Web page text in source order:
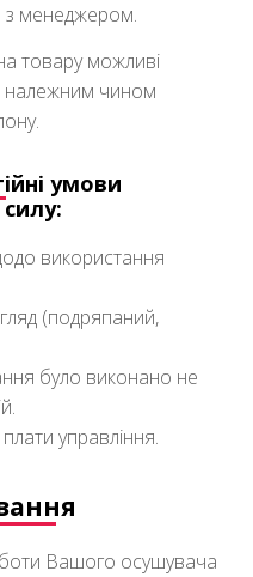
з менеджером.
товару можливі
належним чином
умови
використання
(подряпаний,
було виконано не
управління.
Вашого осушувача